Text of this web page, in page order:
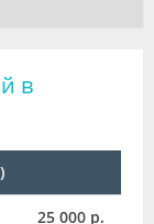
в
25 000 р.